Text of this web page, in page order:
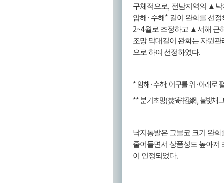
구체적으로, 전남지역의 ▲
암해 · 수해* 길이 완화를 선
2~4월로 조정하고 ▲ 서해 근
조망 막대길이 완화는 자원관
으로 하여 선정하였다.
*암해·수해:어구를 위·아래로
**분기초망(焚寄招網,불빛채
낙지통발은 그물코 크기 완
줄어들면서 상품성도 높아져
이 인정되었다.